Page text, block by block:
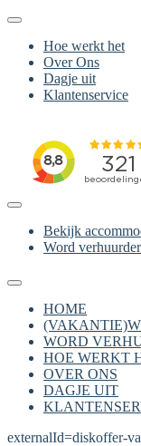
Hoe werkt het
Over Ons
Dagje uit
Klantenservice
Bekijk
Word verhuurder
HOME
WORD
HOE WERKT
OVER ONS
DAGJE UIT
externalId=diskoffer-